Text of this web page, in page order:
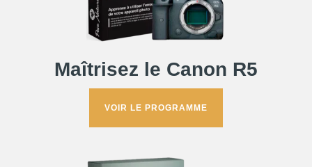
Maîtrisez le Canon R5
VOIR LE PROGRAMME